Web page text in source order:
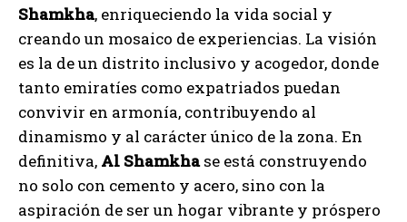
Shamkha, enriqueciendo la vida social y
creando un mosaico de experiencias. La visión
es la de un distrito inclusivo y acogedor, donde
tanto emiratíes como expatriados puedan
convivir en armonía, contribuyendo al
dinamismo y al carácter único de la zona. En
definitiva, Al Shamkhase está construyendo
no solo con cemento y acero, sino con la
aspiración de ser un hogar vibrante y próspero